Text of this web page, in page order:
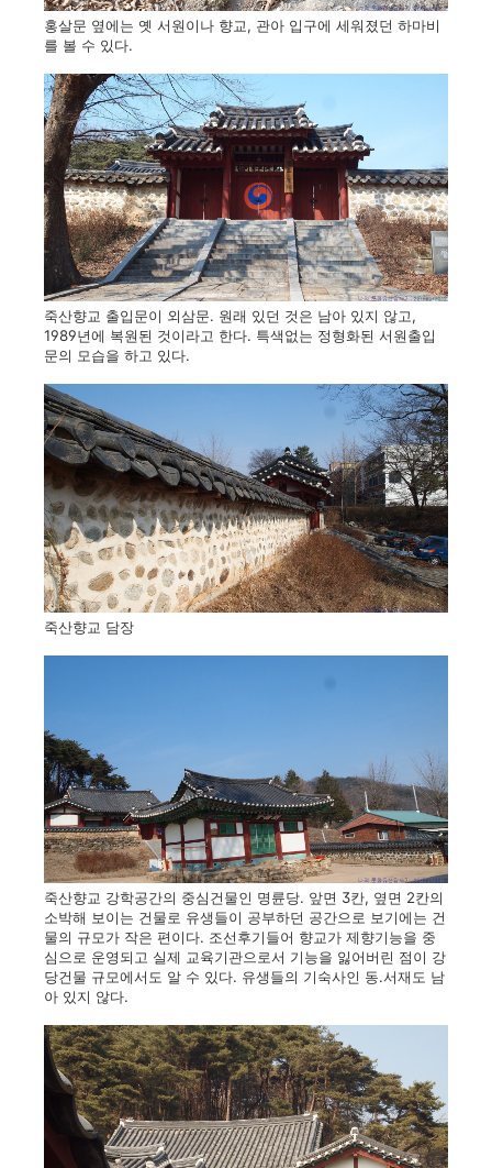
홍살문 옆에는 옛 서원이나 향교, 관아 입구에 세워졌던 하마비
를 볼 수 있다.
죽산향교 출입문이 외삼문. 원래 있던 것은 남아 있지 않고,
1989년에 복원된 것이라고 한다. 특색없는 정형화된 서원출입
문의 모습을 하고 있다.
죽산향교 담장
죽산향교 강학공간의 중심건물인 명륜당. 앞면 3칸, 옆면 2칸의
소박해 보이는 건물로 유생들이 공부하던 공간으로 보기에는 건
물의 규모가 작은 편이다. 조선후기들어 향교가 제향기능을 중
심으로 운영되고 실제 교육기관으로서 기능을 잃어버린 점이 강
당건물 규모에서도 알 수 있다. 유생들의 기숙사인 동.서재도 남
아 있지 않다.